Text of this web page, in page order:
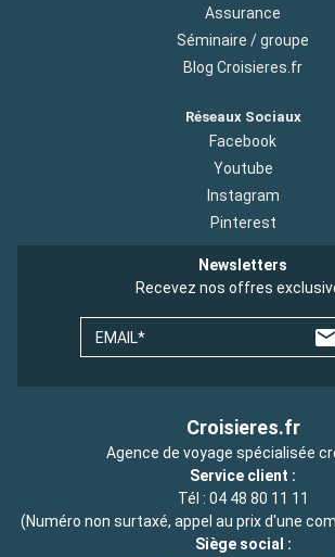
Assurance
Séminaire / groupe
Blog Croisieres.fr
Réseaux Sociaux
Facebook
Youtube
Instagram
Pinterest
Newsletters
Recevez nos offres
EMAIL*
Croisieres.fr
Agence de voyage spécialisée
Service client :
Tél : 04 48 80 11 11
(Numéro non surtaxé, appel au prix d'une
Siège social :